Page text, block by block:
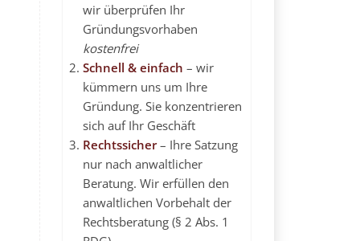
wir überprüfen Ihr
Gründungsvorhaben
kostenfrei
Schnell & einfach – wir
kümmern uns um Ihre
Gründung. Sie konzentrieren
sich auf Ihr Geschäft
Rechtssicher– Ihre Satzung
nur nach anwaltlicher
Beratung. Wir erfüllen den
anwaltlichen Vorbehalt der
Rechtsberatung (§ 2 Abs. 1